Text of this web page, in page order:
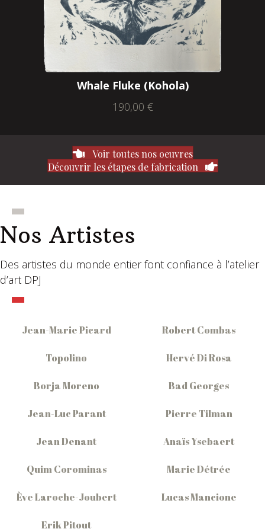
Whale Fluke (Kohola)
190,00 €
Voir toutes nos oeuvres
Découvrir les étapes de fabrication
Nos Artistes
Des artistes du monde entier font confiance à l’atelier
d’art DPJ
Jean-Marie Picard Robert Combas
Topolino Hervé Di Rosa
Borja Moreno Bad Georges
Jean-Luc Parant Pierre Tilman
Jean Denant Anaïs Ysebaert
Quim Corominas Marie Détrée
Ève Laroche-Joubert Lucas Mancione
Erik Pitout